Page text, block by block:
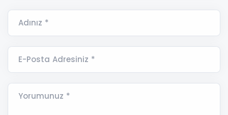
Adınız *
E-Posta Adresiniz *
Yorumunuz *